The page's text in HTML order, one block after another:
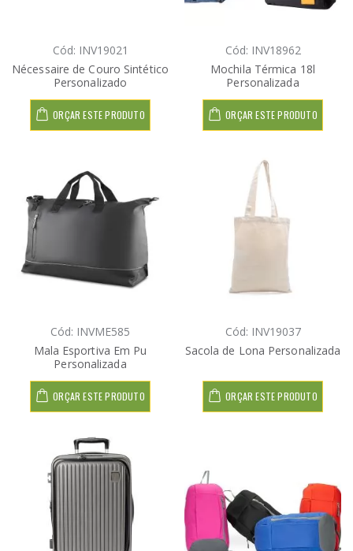
Cód: INV19021
Nécessaire de Couro Sintético
Personalizado
ORÇAR ESTE PRODUTO
Cód: INV18962
Mochila Térmica 18l
Personalizada
ORÇAR ESTE PRODUTO
Cód: INVME585
Mala Esportiva Em Pu
Personalizada
ORÇAR ESTE PRODUTO
Cód: INV19037
Sacola de Lona Personalizada
ORÇAR ESTE PRODUTO